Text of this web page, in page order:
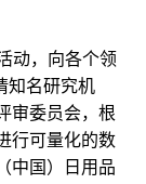
动，向各个领
知名研究机
审委员会，根
行可量化的数
中国）日用品